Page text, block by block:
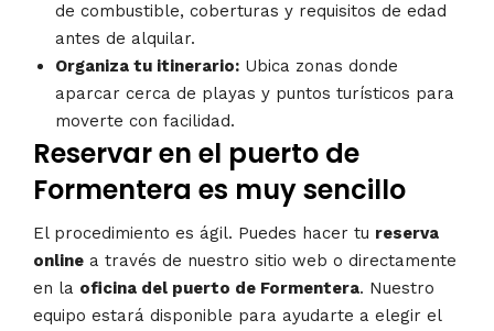
de combustible, coberturas y requisitos de edad
antes de alquilar.
Organiza tu itinerario: Ubica zonas donde
aparcar cerca de playas y puntos turísticos para
moverte con facilidad.
Reservar en el puerto de
Formentera es muy sencillo
El procedimiento es ágil. Puedes hacer tu reserva
online a través de nuestro sitio web o directamente
en la oficina del puerto de Formentera. Nuestro
equipo estará disponible para ayudarte a elegir el